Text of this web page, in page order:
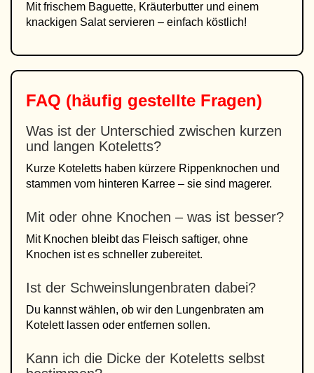
Mit frischem Baguette, Kräuterbutter und einem
knackigen Salat servieren – einfach köstlich!
FAQ (häufig gestellte Fragen)
Was ist der Unterschied zwischen kurzen
und langen Koteletts?
Kurze Koteletts haben kürzere Rippenknochen und
stammen vom hinteren Karree – sie sind magerer.
Mit oder ohne Knochen – was ist besser?
Mit Knochen bleibt das Fleisch saftiger, ohne
Knochen ist es schneller zubereitet.
Ist der Schweinslungenbraten dabei?
Du kannst wählen, ob wir den Lungenbraten am
Kotelett lassen oder entfernen sollen.
Kann ich die Dicke der Koteletts selbst